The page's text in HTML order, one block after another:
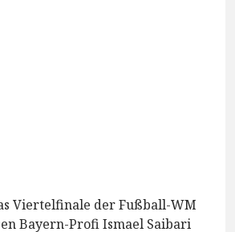
Viertelfinale der Fußball-WM
Bayern-Profi Ismael Saibari